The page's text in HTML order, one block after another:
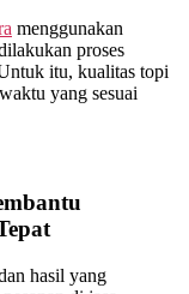
menggunakan
proses
itu, kualitas topi
yang sesuai
hasil yang